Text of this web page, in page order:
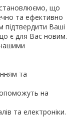
що
та ефективно
підтвердити Ваші
є для Вас новим.
та
на
та електроніки.